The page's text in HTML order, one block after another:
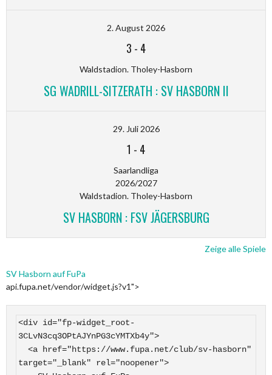
2. August 2026
3 - 4
Waldstadion. Tholey-Hasborn
SG WADRILL-SITZERATH : SV HASBORN II
29. Juli 2026
1 - 4
Saarlandliga
2026/2027
Waldstadion. Tholey-Hasborn
SV HASBORN : FSV JÄGERSBURG
Zeige alle Spiele
SV Hasborn auf FuPa
api.fupa.net/vendor/widget.js?v1">
<div id="fp-widget_root-
3CLvN3cq3OPtAJYnPG3cYMTXb4y">
target="_blank" rel="noopener">